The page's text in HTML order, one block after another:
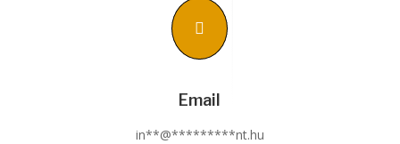

Email
in**@*********nt.hu